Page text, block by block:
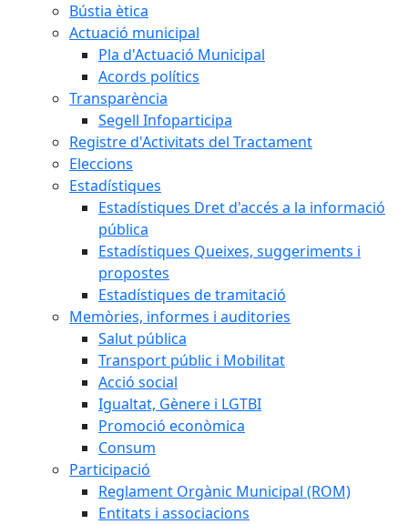
Bústia ètica
Actuació municipal
Pla d'Actuació Municipal
Acords polítics
Transparència
Segell Infoparticipa
Registre d'Activitats del Tractament
Eleccions
Estadístiques
Estadístiques Dret d'accés a la informació
pública
Estadístiques Queixes, suggeriments i
propostes
Estadístiques de tramitació
Memòries, informes i auditories
Salut pública
Transport públic i Mobilitat
Acció social
Igualtat, Gènere i LGTBI
Promoció econòmica
Consum
Participació
Reglament Orgànic Municipal (ROM)
Entitats i associacions